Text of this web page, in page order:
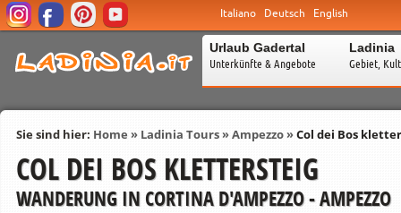
Italiano Deutsch English
Urlaub Gadertal
Unterkünfte & Angebote
Ladinia
Gebiet,
Sie sind hier: Home » Ladinia Tours»Ampezzo»Col dei Bos
COL DEI BOS KLETTERSTEIG
WANDERUNG IN CORTINA D'AMPEZZO - AMPEZZO